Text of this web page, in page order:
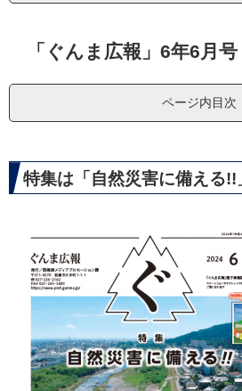
「ぐんま広報」6年6月号
ページ内目次
特集は「自然災害に備える!!